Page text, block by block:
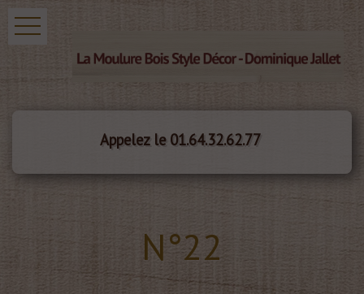
Appelez le 01.64.32.62.77
N°22